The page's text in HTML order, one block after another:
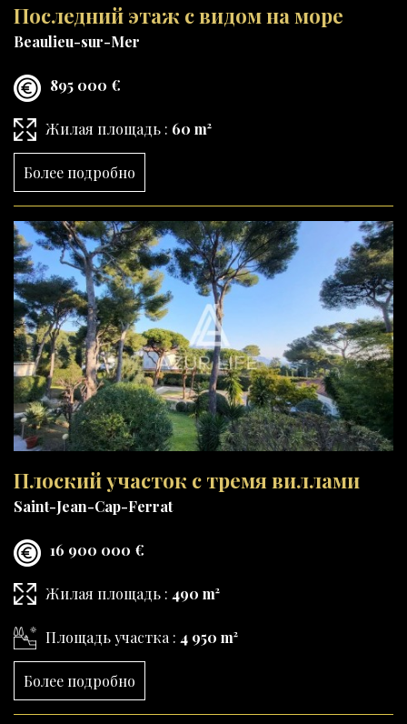
Последний этаж с видом на море
Beaulieu-sur-Mer
895 000 €
Жилая площадь : 60 m²
Более подробно
Плоский участок с тремя виллами
Saint-Jean-Cap-Ferrat
16 900 000 €
Жилая площадь : 490 m²
Площадь участка : 4 950 m²
Более подробно